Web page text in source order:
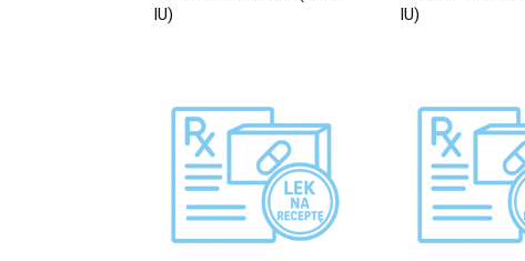
IU)
IU)